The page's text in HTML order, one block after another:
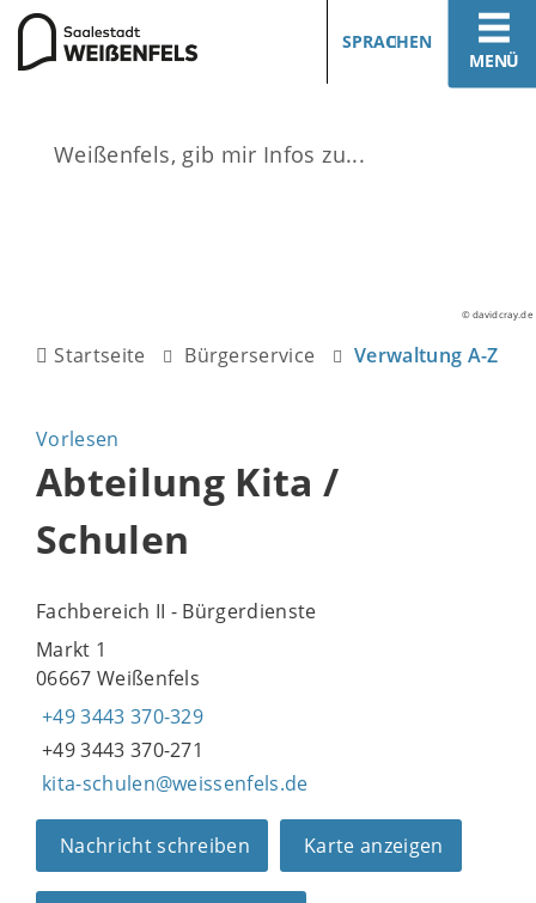
MENÜ
SPRACHEN
© davidcray.de
Startseite Bürgerservice Verwaltung A-Z
Vorlesen
Abteilung Kita /
Schulen
Fachbereich II - Bürgerdienste
Markt 1
06667 Weißenfels
+49 3443 370-329
+49 3443 370-271
kita-schulen@weissenfels.de
Nachricht schreiben Karte anzeigen